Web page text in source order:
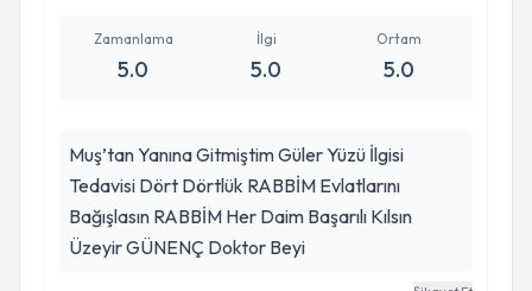
Zamanlama
5.0
İlgi
5.0
Ortam
5.0
Muş’tan Yanına Gitmiştim Güler Yüzü İlgisi
Tedavisi Dört Dörtlük RABBİM Evlatlarını
Bağışlasın RABBİM Her Daim Başarılı Kılsın
Üzeyir GÜNENÇ Doktor Beyi